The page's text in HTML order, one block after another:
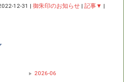
2026-06
12-31 |御朱印のお知らせ |記事▼ |